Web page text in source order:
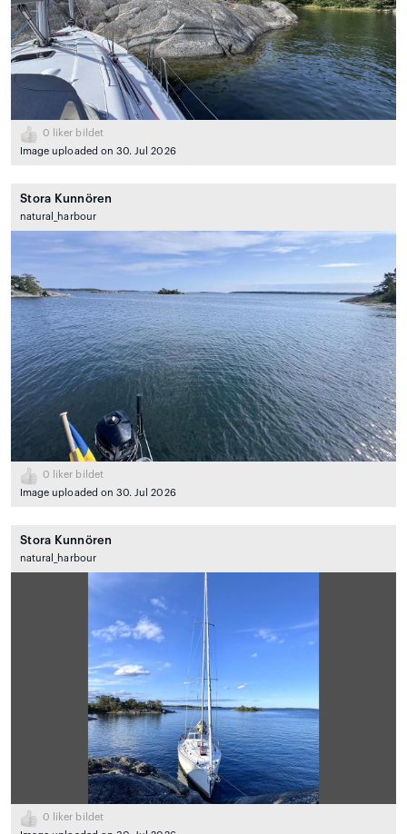
0 liker bildet
Image uploaded on 30. Jul 2026
Stora Kunnören
natural_harbour
0 liker bildet
Image uploaded on 30. Jul 2026
Stora Kunnören
natural_harbour
0 liker bildet